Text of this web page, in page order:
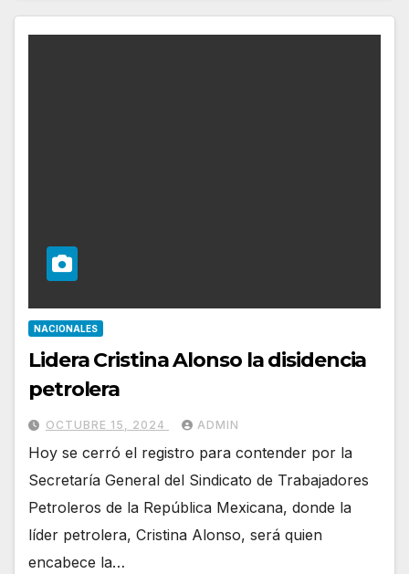
NACIONALES
Lidera Cristina Alonso la disidencia
petrolera
OCTUBRE 15, 2024 ADMIN
Hoy se cerró el registro para contender por la
Secretaría General del Sindicato de Trabajadores
Petroleros de la República Mexicana, donde la
líder petrolera, Cristina Alonso, será quien
encabece la…